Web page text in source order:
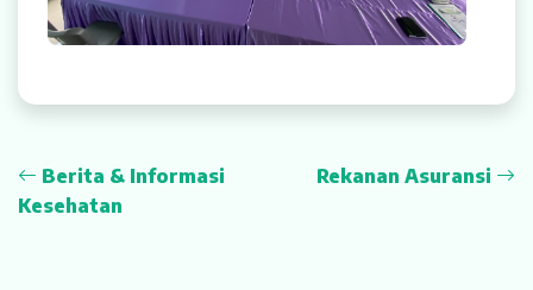
Berita & Informasi
Kesehatan
Rekanan Asuransi